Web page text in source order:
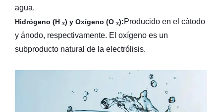
agua.
Hidrógeno (H ₂) y Oxígeno (O ₂):Producido en el cátodo
y ánodo, respectivamente. El oxígeno es un
subproducto natural de la electrólisis.